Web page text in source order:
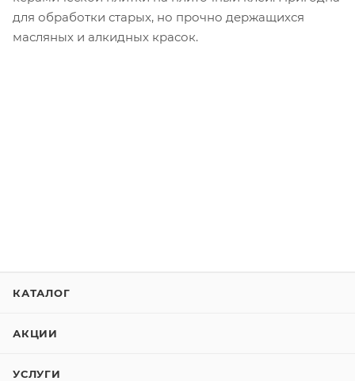
для обработки старых, но прочно держащихся
масляных и алкидных красок.
КАТАЛОГ
АКЦИИ
УСЛУГИ